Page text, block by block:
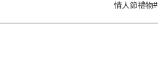
情人節禮物#